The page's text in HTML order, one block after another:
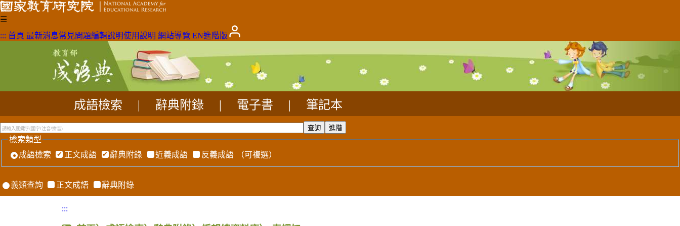
☰
::: 首頁 最新消息常見問題編輯說明使用說明 網站導覽 EN進階版
成語檢索 辭典附錄 電子書 筆記本
檢索類型
成語檢索
正文成語 辭典附錄 近義成語 反義成語 （可複選）
義類查詢 正文成語 辭典附錄
:::